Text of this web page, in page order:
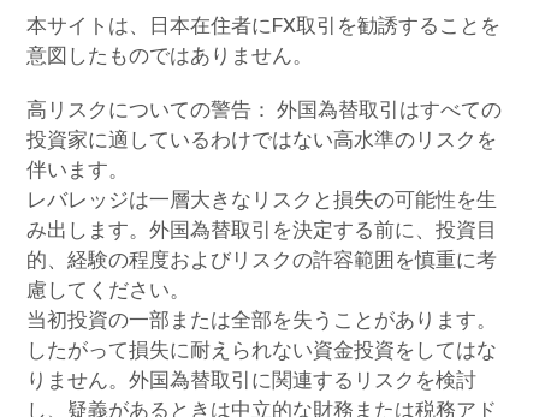
本サイトは、日本在住者にFX取引を勧誘することを
意図したものではありません。
高リスクについての警告： 外国為替取引はすべての
投資家に適しているわけではない高水準のリスクを
伴います。
レバレッジは一層大きなリスクと損失の可能性を生
み出します。外国為替取引を決定する前に、投資目
的、経験の程度およびリスクの許容範囲を慎重に考
慮してください。
当初投資の一部または全部を失うことがあります。
したがって損失に耐えられない資金投資をしてはな
りません。外国為替取引に関連するリスクを検討
し、疑義があるときは中立的な財務または税務アド